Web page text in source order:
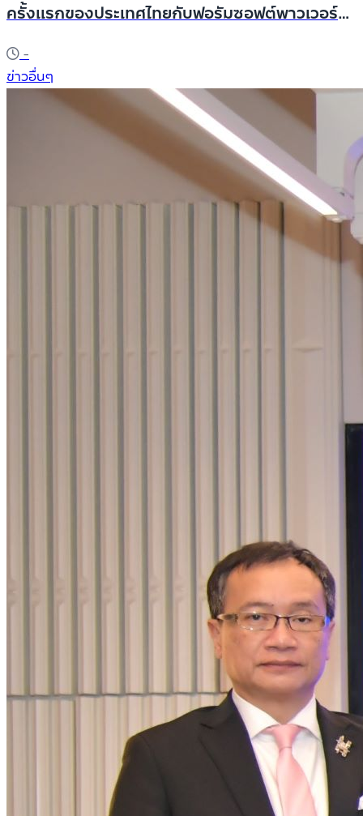
ครั้งแรกของประเทศไทยกับฟอรัมซอฟต์พาวเวอร์
ระดับนานาชาติที่จะมาระเบิดพลังวัฒนธรรม
สร้างสรรค์ไทยให้ดังไปทั่วโลก
-
ข่าวอื่นๆ